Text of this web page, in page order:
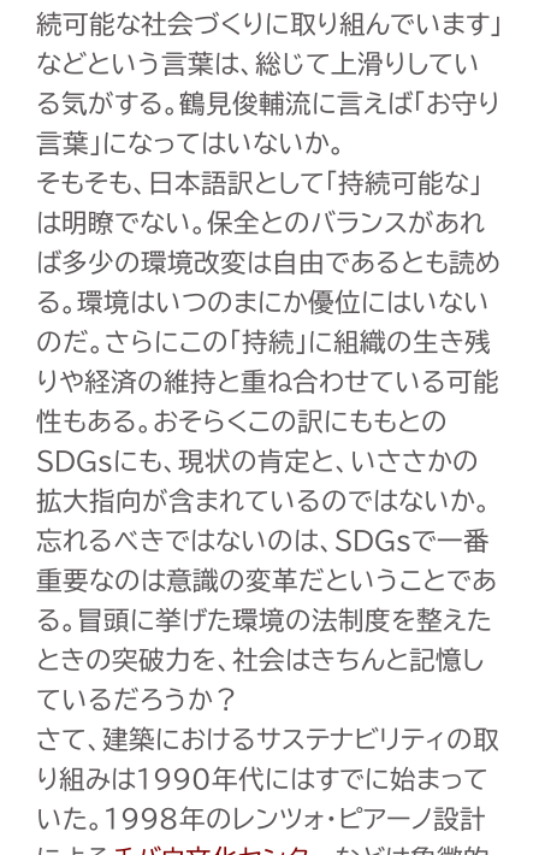
続可能な社会づくりに取り組んでいます」
などという言葉は、総じて上滑りしてい
る気がする。鶴見俊輔流に言えば「お守り
言葉」になってはいないか。
そもそも、日本語訳として「持続可能な」
は明瞭でない。保全とのバランスがあれ
ば多少の環境改変は自由であるとも読め
る。環境はいつのまにか優位にはいない
のだ。さらにこの「持続」に組織の生き残
りや経済の維持と重ね合わせている可能
性もある。おそらくこの訳にももとの
SDGsにも、現状の肯定と、いささかの
拡大指向が含まれているのではないか。
忘れるべきではないのは、SDGsで一番
重要なのは意識の変革だということであ
る。冒頭に挙げた環境の法制度を整えた
ときの突破力を、社会はきちんと記憶し
ているだろうか？
さて、建築におけるサステナビリティの取
り組みは1990年代にはすでに始まって
いた。 1998年のレンツォ・ピアーノ設計